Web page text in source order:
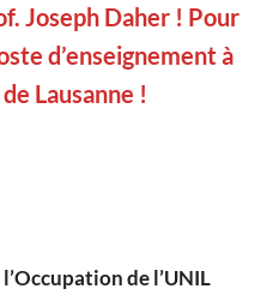
Joseph Daher ! Pour
d’enseignement à
Lausanne !
de l’UNIL